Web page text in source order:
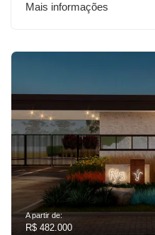
Mais informações
A partir de:
R$ 482.000